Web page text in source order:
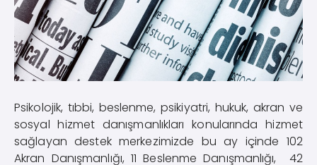
Psikolojik, tıbbi, beslenme, psikiyatri, hukuk, akran ve
sosyal hizmet danışmanlıkları konularında hizmet
sağlayan destek merkezimizde bu ay içinde 102
Akran Danışmanlığı, 11 Beslenme Danışmanlığı, 42